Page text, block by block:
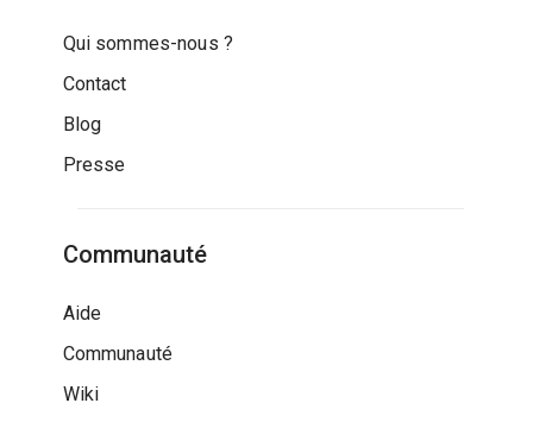
Qui sommes-nous ?
Contact
Blog
Presse
Communauté
Aide
Communauté
Wiki